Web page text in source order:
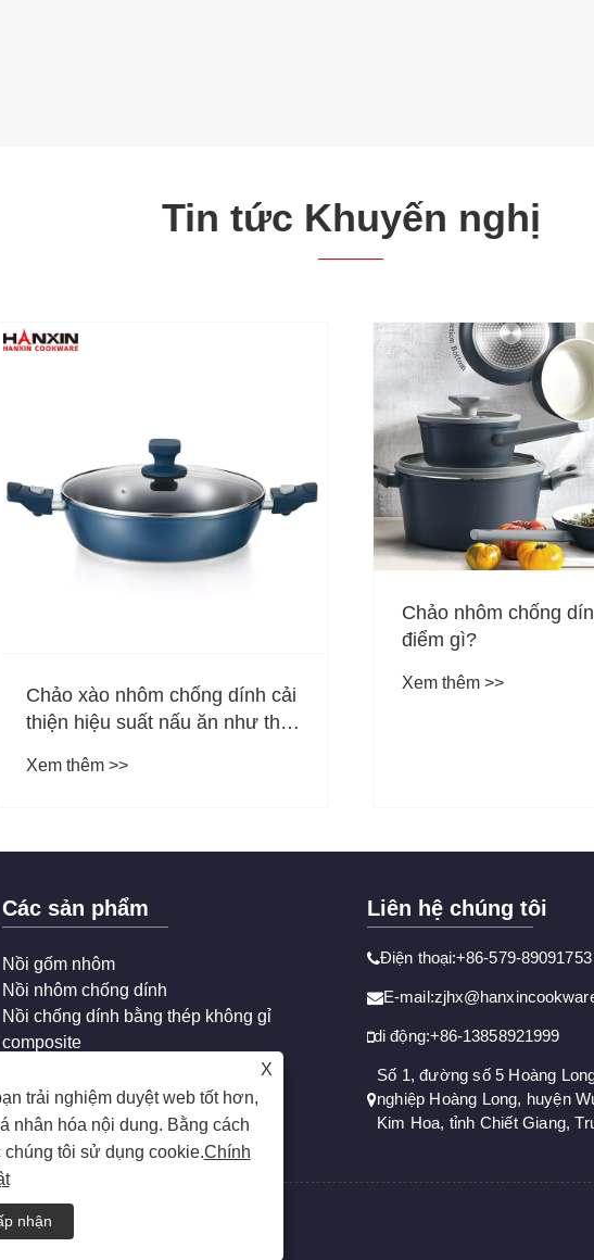
Tin tức Khuyến nghị
Xem thêm >>
Chất liệu nào tốt để
chống dính?
Xem thêm >>
Các sản phẩm
Nồi gốm nhôm
Nồi nhôm chống dính
Nồi chống dính bằng thép không gỉ
composite
Liên hệ chúng tôi
Điện thoại:+86-579-89091753
E-
di động:+86-13858921999
Số 1, đường số 5 Hoàng
nghiệp Hoàng Long, huyện
Kim Hoa, tỉnh Chiết Giang,
Ltd. Mọi quyền được bảo lưu.
X
trải nghiệm duyệt web tốt hơn,
nhân hóa nội dung. Bằng cách
tôi sử dụng cookie.Chính
nhận